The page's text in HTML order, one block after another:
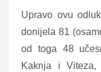
Upravo ovu
donijela 81
od toga 48
Kaknja i